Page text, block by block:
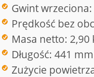
Gwint
Prędkość bez
Masa netto: 2,90
Długość: 441 mm
Zużycie